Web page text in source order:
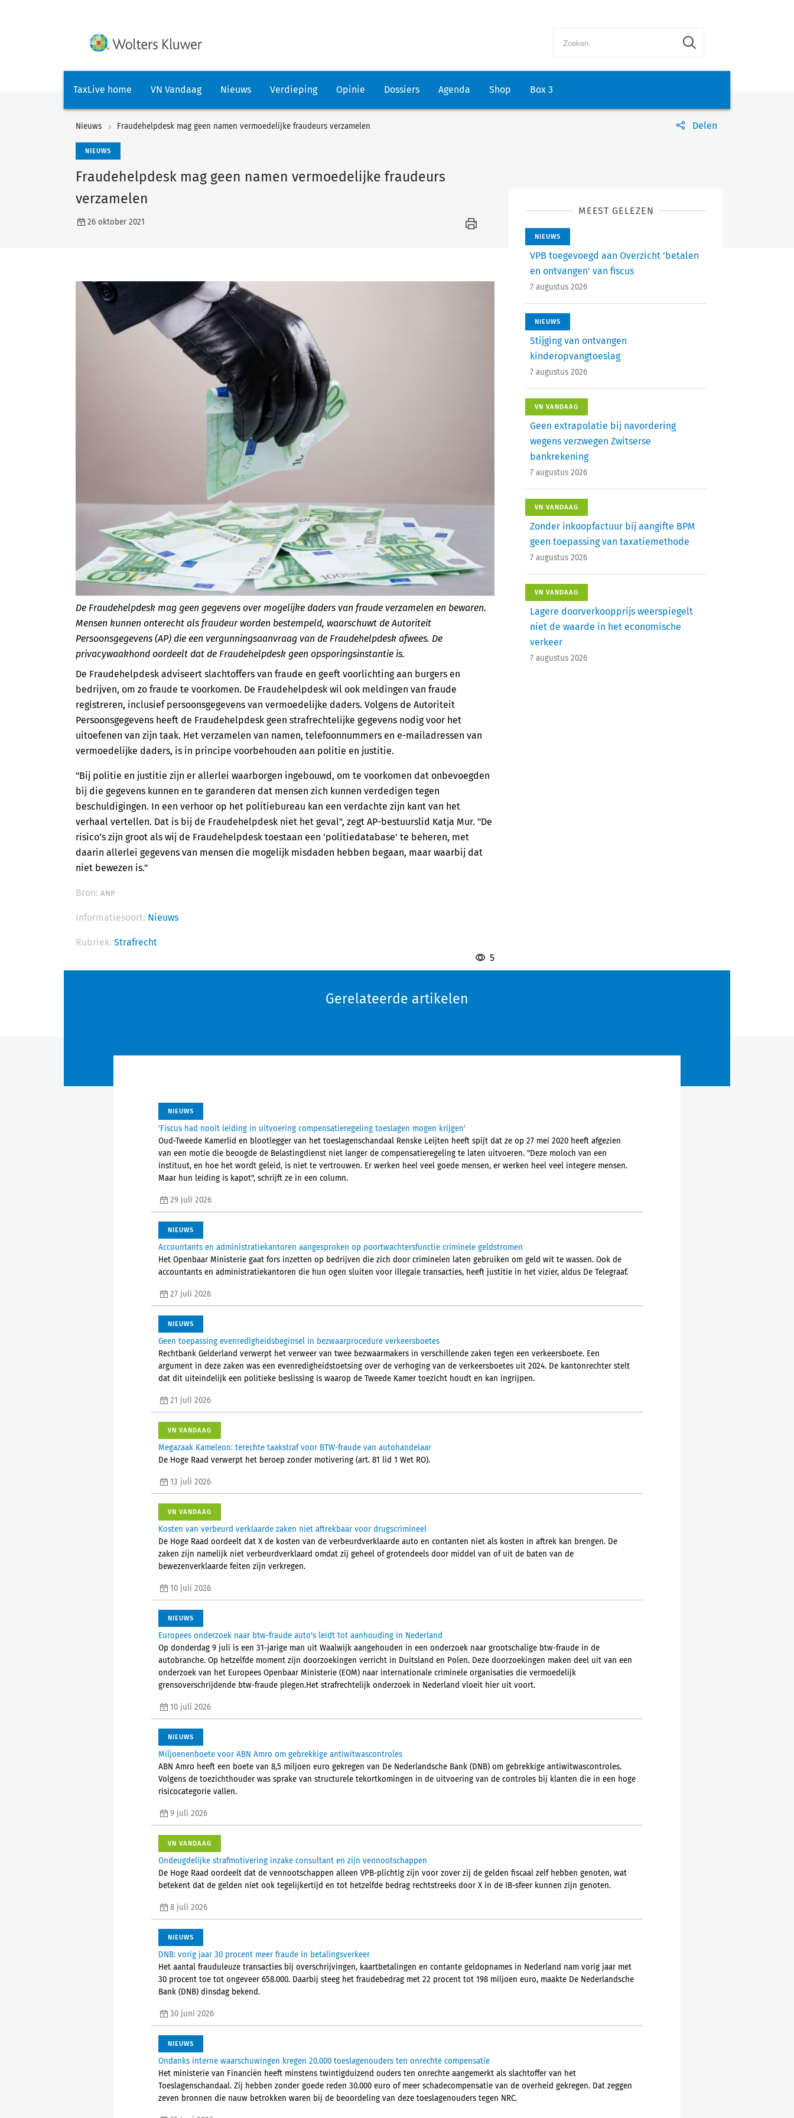
TaxLive home VN Vandaag Nieuws Verdieping Opinie Dossiers Agenda Shop Box 3
Nieuws Fraudehelpdesk mag geen namen vermoedelijke fraudeurs verzamelen Delen
NIEUWS
Fraudehelpdesk mag geen namen vermoedelijke fraudeurs
verzamelen
26 oktober 2021
De Fraudehelpdesk mag geen gegevens over mogelijke daders van fraude verzamelen en bewaren.
Mensen kunnen onterecht als fraudeur worden bestempeld, waarschuwt de Autoriteit
Persoonsgegevens (AP) die een vergunningsaanvraag van de Fraudehelpdesk afwees. De
privacywaakhond oordeelt dat de Fraudehelpdesk geen opsporingsinstantie is.
De Fraudehelpdesk adviseert slachtoffers van fraude en geeft voorlichting aan burgers en
bedrijven, om zo fraude te voorkomen. De Fraudehelpdesk wil ook meldingen van fraude
registreren, inclusief persoonsgegevens van vermoedelijke daders. Volgens de Autoriteit
Persoonsgegevens heeft de Fraudehelpdesk geen strafrechtelijke gegevens nodig voor het
uitoefenen van zijn taak. Het verzamelen van namen, telefoonnummers en e-mailadressen van
vermoedelijke daders, is in principe voorbehouden aan politie en justitie.
"Bij politie en justitie zijn er allerlei waarborgen ingebouwd, om te voorkomen dat onbevoegden
bij die gegevens kunnen en te garanderen dat mensen zich kunnen verdedigen tegen
beschuldigingen. In een verhoor op het politiebureau kan een verdachte zijn kant van het
verhaal vertellen. Dat is bij de Fraudehelpdesk niet het geval", zegt AP-bestuurslid Katja Mur. "De
risico’s zijn groot als wij de Fraudehelpdesk toestaan een 'politiedatabase' te beheren, met
daarin allerlei gegevens van mensen die mogelijk misdaden hebben begaan, maar waarbij dat
niet bewezen is."
Bron: ANP
Informatiesoort: Nieuws
Rubriek: Strafrecht
5
MEEST GELEZEN
NIEUWS
VPB toegevoegd aan Overzicht 'betalen
en ontvangen' van fiscus
7 augustus 2026
NIEUWS
Stijging van ontvangen
kinderopvangtoeslag
7 augustus 2026
VN VANDAAG
Geen extrapolatie bij navordering
wegens verzwegen Zwitserse
bankrekening
7 augustus 2026
VN VANDAAG
Zonder inkoopfactuur bij aangifte BPM
geen toepassing van taxatiemethode
7 augustus 2026
VN VANDAAG
Lagere doorverkoopprijs weerspiegelt
niet de waarde in het economische
verkeer
7 augustus 2026
Gerelateerde artikelen
NIEUWS
'Fiscus had nooit leiding in uitvoering compensatieregeling toeslagen mogen krijgen'
Oud-Tweede Kamerlid en blootlegger van het toeslagenschandaal Renske Leijten heeft spijt dat ze op 27 mei 2020 heeft afgezien
van een motie die beoogde de Belastingdienst niet langer de compensatieregeling te laten uitvoeren. "Deze moloch van een
instituut, en hoe het wordt geleid, is niet te vertrouwen. Er werken heel veel goede mensen, er werken heel veel integere mensen.
Maar hun leiding is kapot", schrijft ze in een column.
29 juli 2026
NIEUWS
Accountants en administratiekantoren aangesproken op poortwachtersfunctie criminele geldstromen
Het Openbaar Ministerie gaat fors inzetten op bedrijven die zich door criminelen laten gebruiken om geld wit te wassen. Ook de
accountants en administratiekantoren die hun ogen sluiten voor illegale transacties, heeft justitie in het vizier, aldus De Telegraaf.
27 juli 2026
NIEUWS
Geen toepassing evenredigheidsbeginsel in bezwaarprocedure verkeersboetes
Rechtbank Gelderland verwerpt het verweer van twee bezwaarmakers in verschillende zaken tegen een verkeersboete. Een
argument in deze zaken was een evenredigheidstoetsing over de verhoging van de verkeersboetes uit 2024. De kantonrechter stelt
dat dit uiteindelijk een politieke beslissing is waarop de Tweede Kamer toezicht houdt en kan ingrijpen.
21 juli 2026
VN VANDAAG
Megazaak Kameleon: terechte taakstraf voor BTW-fraude van autohandelaar
De Hoge Raad verwerpt het beroep zonder motivering (art. 81 lid 1 Wet RO).
13 juli 2026
VN VANDAAG
Kosten van verbeurd verklaarde zaken niet aftrekbaar voor drugscrimineel
De Hoge Raad oordeelt dat X de kosten van de verbeurdverklaarde auto en contanten niet als kosten in aftrek kan brengen. De
zaken zijn namelijk niet verbeurdverklaard omdat zij geheel of grotendeels door middel van of uit de baten van de
bewezenverklaarde feiten zijn verkregen.
10 juli 2026
NIEUWS
Europees onderzoek naar btw-fraude auto's leidt tot aanhouding in Nederland
Op donderdag 9 juli is een 31-jarige man uit Waalwijk aangehouden in een onderzoek naar grootschalige btw-fraude in de
autobranche. Op hetzelfde moment zijn doorzoekingen verricht in Duitsland en Polen. Deze doorzoekingen maken deel uit van een
onderzoek van het Europees Openbaar Ministerie (EOM) naar internationale criminele organisaties die vermoedelijk
grensoverschrijdende btw-fraude plegen.Het strafrechtelijk onderzoek in Nederland vloeit hier uit voort.
10 juli 2026
NIEUWS
Miljoenenboete voor ABN Amro om gebrekkige antiwitwascontroles
ABN Amro heeft een boete van 8,5 miljoen euro gekregen van De Nederlandsche Bank (DNB) om gebrekkige antiwitwascontroles.
Volgens de toezichthouder was sprake van structurele tekortkomingen in de uitvoering van de controles bij klanten die in een hoge
risicocategorie vallen.
9 juli 2026
VN VANDAAG
Ondeugdelijke strafmotivering inzake consultant en zijn vennootschappen
De Hoge Raad oordeelt dat de vennootschappen alleen VPB-plichtig zijn voor zover zij de gelden fiscaal zelf hebben genoten, wat
betekent dat de gelden niet ook tegelijkertijd en tot hetzelfde bedrag rechtstreeks door X in de IB-sfeer kunnen zijn genoten.
8 juli 2026
NIEUWS
DNB: vorig jaar 30 procent meer fraude in betalingsverkeer
Het aantal frauduleuze transacties bij overschrijvingen, kaartbetalingen en contante geldopnames in Nederland nam vorig jaar met
30 procent toe tot ongeveer 658.000. Daarbij steeg het fraudebedrag met 22 procent tot 198 miljoen euro, maakte De Nederlandsche
Bank (DNB) dinsdag bekend.
30 juni 2026
NIEUWS
Ondanks interne waarschuwingen kregen 20.000 toeslagenouders ten onrechte compensatie
Het ministerie van Financiën heeft minstens twintigduizend ouders ten onrechte aangemerkt als slachtoffer van het
Toeslagenschandaal. Zij hebben zonder goede reden 30.000 euro of meer schadecompensatie van de overheid gekregen. Dat zeggen
zeven bronnen die nauw betrokken waren bij de beoordeling van deze toeslagenouders tegen NRC.